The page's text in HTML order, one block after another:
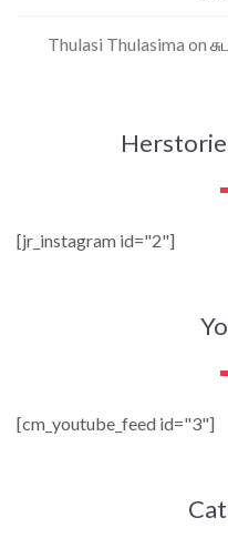
Thulasi Thulasima on
[jr_instagram id="2"]
[cm_youtube_feed id="3"]